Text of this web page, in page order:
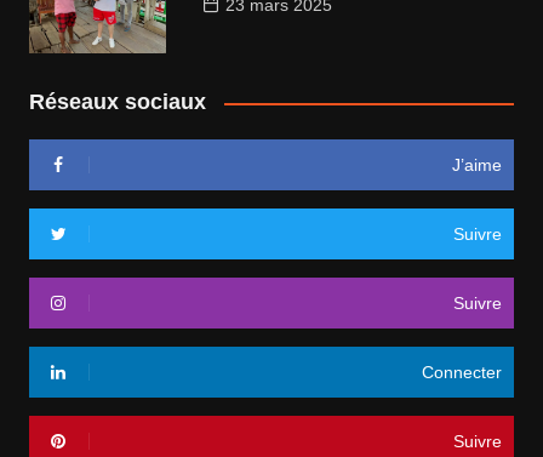
23 mars 2025
Réseaux sociaux
J’aime
Suivre
Suivre
Connecter
Suivre